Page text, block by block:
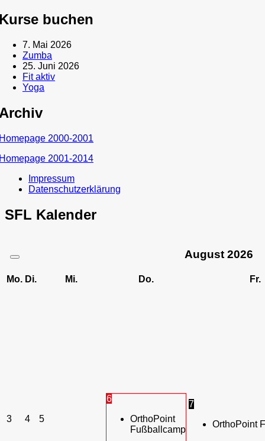
buchen
7. Mai 2026
Zumba
25. Juni 2026
Fit aktiv
Yoga
2000-2001
2001-2014
Impressum
Datenschutzerklärung
SFL Kalender
August 2026
Mo. Di. Mi. Do. Fr.
3 4 5
6
OrthoPoint
Fußballcamp
7
OrthoPoint